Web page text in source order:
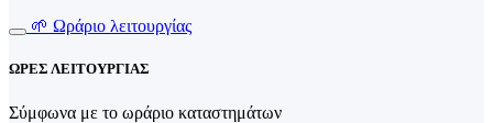
🌱 Ωράριο λειτουργίας
ΩΡΕΣ ΛΕΙΤΟΥΡΓΙΑΣ
Σύμφωνα με το ωράριο καταστημάτων